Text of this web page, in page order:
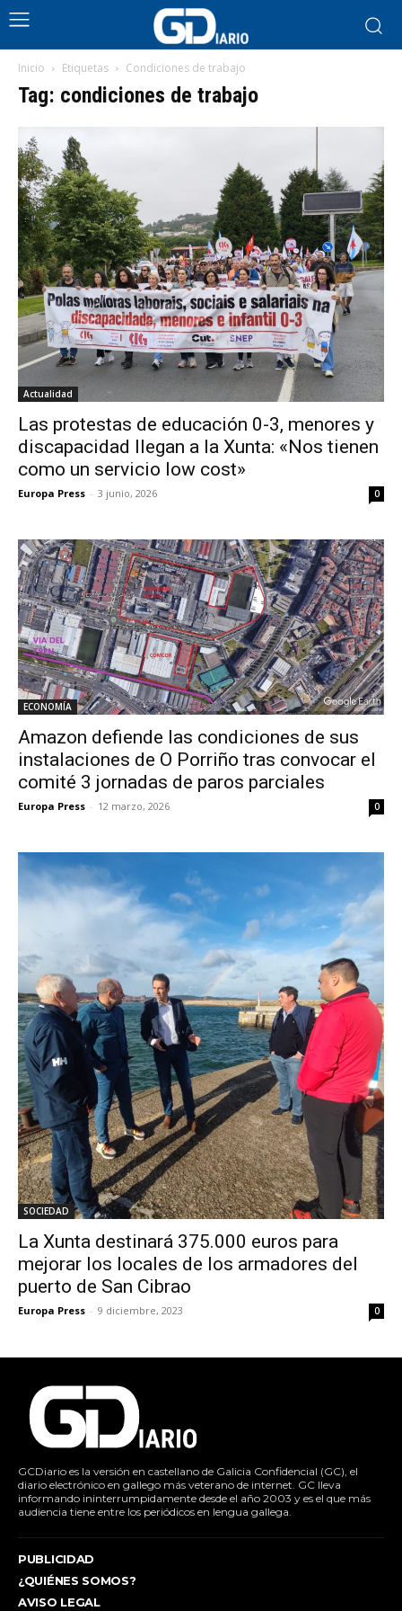
Inicio Etiquetas Condiciones de trabajo
Tag: condiciones de trabajo
Actualidad
Las protestas de educación 0-3, menores y
discapacidad llegan a la Xunta: «Nos tienen
como un servicio low cost»
Europa Press - 3 junio, 2026 0
ECONOMÍA
Amazon defiende las condiciones de sus
instalaciones de O Porriño tras convocar el
comité 3 jornadas de paros parciales
Europa Press - 12 marzo, 2026 0
SOCIEDAD
La Xunta destinará 375.000 euros para
mejorar los locales de los armadores del
puerto de San Cibrao
Europa Press - 9 diciembre, 2023 0
GCDiario es la versión en castellano de Galicia Confidencial (GC), el
diario electrónico en gallego más veterano de internet. GC lleva
informando ininterrumpidamente desde el año 2003 y es el que más
audiencia tiene entre los periódicos en lengua gallega.
PUBLICIDAD
¿QUIÉNES SOMOS?
AVISO LEGAL